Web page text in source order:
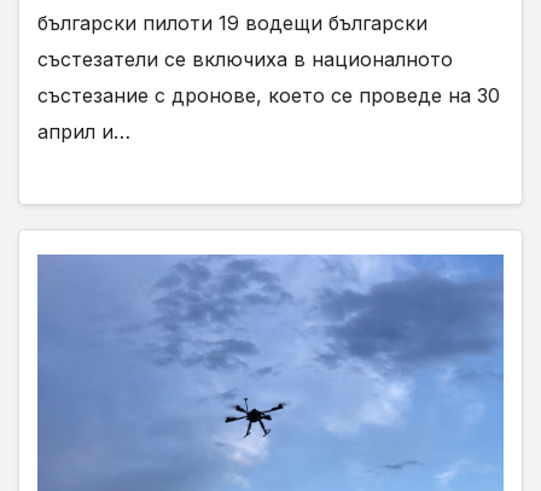
български пилоти 19 водещи български
състезатели се включиха в националното
състезание с дронове, което се проведе на 30
април и…